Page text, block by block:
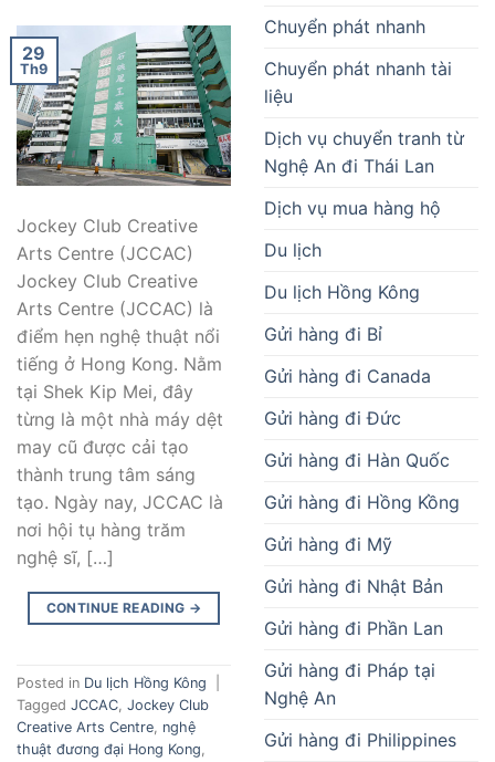
29
Th9
Jockey Club Creative
Arts Centre (JCCAC)
Jockey Club Creative
Arts Centre (JCCAC) là
điểm hẹn nghệ thuật nổi
tiếng ở Hong Kong. Nằm
tại Shek Kip Mei, đây
từng là một nhà máy dệt
may cũ được cải tạo
thành trung tâm sáng
tạo. Ngày nay, JCCAC là
nơi hội tụ hàng trăm
nghệ sĩ, […]
CONTINUE READING →
Posted in Du lịch Hồng Kông
Tagged JCCAC, Jockey Club
Creative Arts Centre, nghệ
thuật đương đại Hong Kong,
Chuyển phát nhanh
Chuyển phát nhanh tài
liệu
Dịch vụ chuyển tranh từ
Nghệ An đi Thái Lan
Dịch vụ mua hàng hộ
Du lịch
Du lịch Hồng Kông
Gửi hàng đi Bỉ
Gửi hàng đi Canada
Gửi hàng đi Đức
Gửi hàng đi Hàn Quốc
Gửi hàng đi Hồng Kồng
Gửi hàng đi Mỹ
Gửi hàng đi Nhật Bản
Gửi hàng đi Phần Lan
Gửi hàng đi Pháp tại
Nghệ An
Gửi hàng đi Philippines